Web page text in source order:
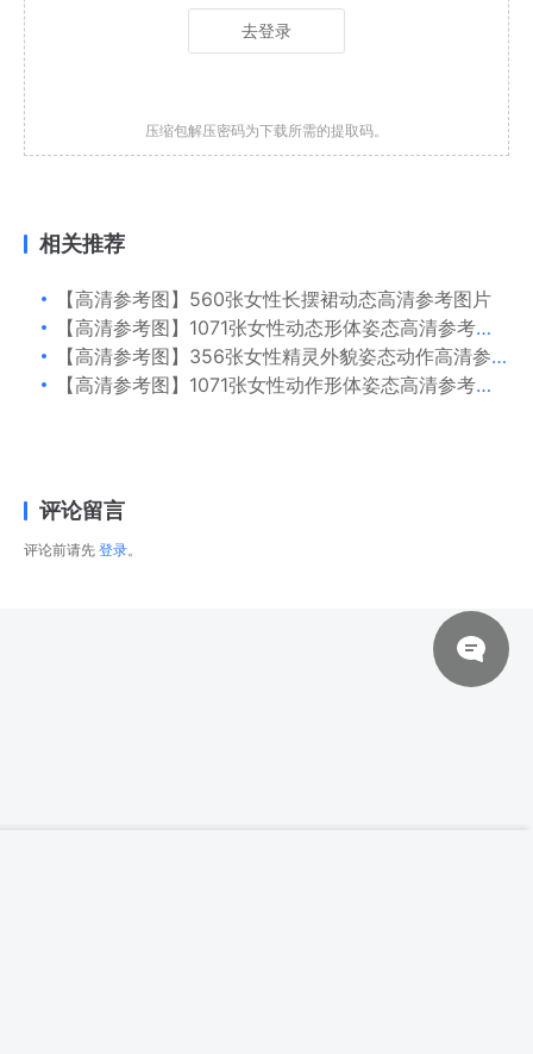
去登录
压缩包解压密码为下载所需的提取码。
相关推荐
【高清参考图】560张女性长摆裙动态高清参考图片
【高清参考图】1071张女性动态形体姿态高清参考图片
【高清参考图】356张女性精灵外貌姿态动作高清参考图片
【高清参考图】1071张女性动作形体姿态高清参考图片
评论留言
评论前请先 登录。